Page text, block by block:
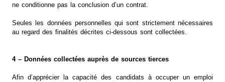
ne conditionne pas la conclusion d’un contrat.
Seules les données personnelles qui sont strictement nécessaires
au regard des finalités décrites ci-dessous sont collectées.
4 – Données collectées auprès de sources tierces
Afin d’apprécier la capacité des candidats à occuper un emploi